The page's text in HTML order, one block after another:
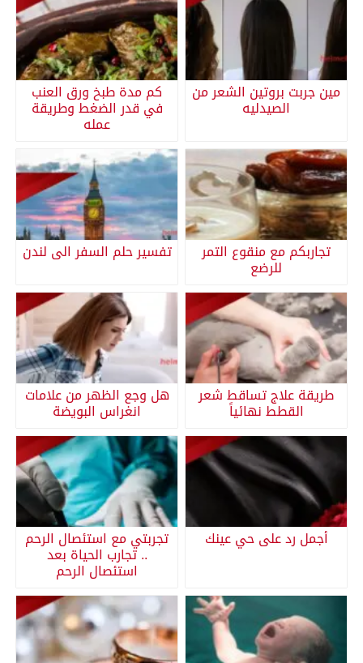
مين جربت بروتين الشعر من
الصيدليه
كم مدة طبخ ورق العنب
في قدر الضغط وطريقة
عمله
تجاربكم مع منقوع التمر
للرضع
تفسير حلم السفر الى لندن
طريقة علاج تساقط شعر
القطط نهائياً
هل وجع الظهر من علامات
انغراس البويضة
أجمل رد على حي عينك تجربتي مع استئصال الرحم
.. تجارب الحياة بعد
استئصال الرحم